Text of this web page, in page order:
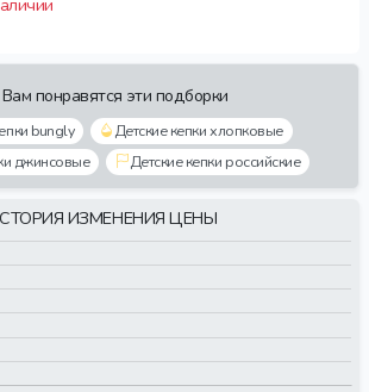
Вам понравятся эти подборки
bungly
Детские кепки хлопковые
джинсовые
Детские кепки российские
ИЗМЕНЕНИЯ ЦЕНЫ